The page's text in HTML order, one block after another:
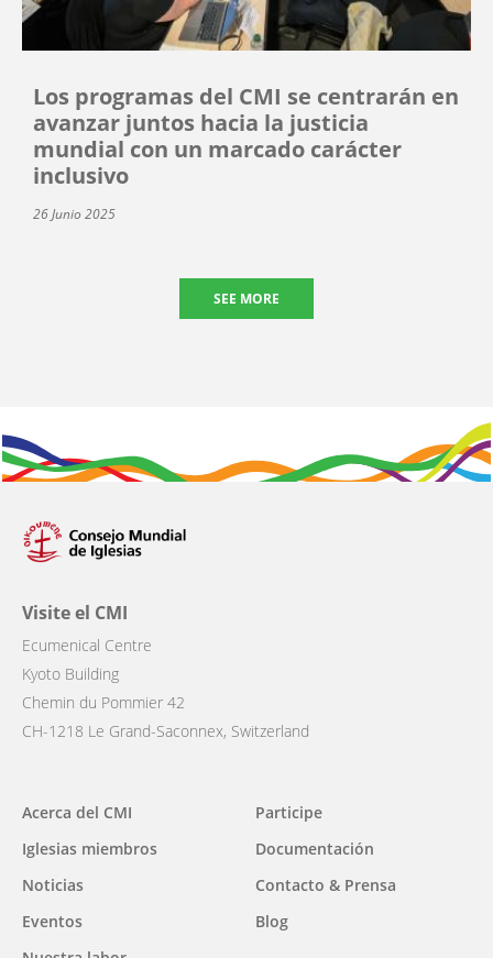
Los programas del CMI se centrarán en
avanzar juntos hacia la justicia
mundial con un marcado carácter
inclusivo
26 Junio 2025
SEE MORE
Visite el CMI
Ecumenical Centre
Kyoto Building
Chemin du Pommier 42
CH-1218 Le Grand-Saconnex, Switzerland
Main
navigation
Acerca del CMI
Iglesias miembros
Noticias
Eventos
Participe
Documentación
Contacto & Prensa
Blog